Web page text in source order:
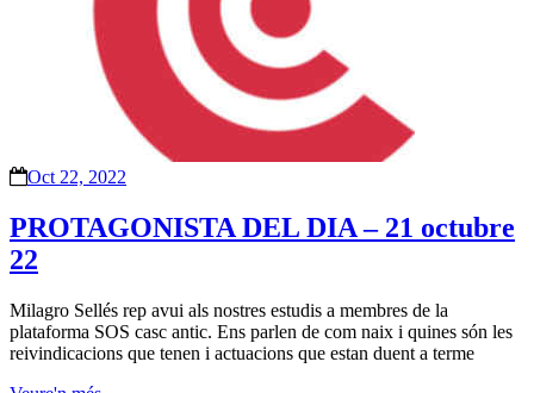
Oct 22, 2022
PROTAGONISTA DEL DIA – 21 octubre
22
Milagro Sellés rep avui als nostres estudis a membres de la
plataforma SOS casc antic. Ens parlen de com naix i quines són les
reivindicacions que tenen i actuacions que estan duent a terme